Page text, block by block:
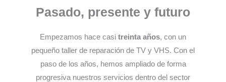
Pasado, presente y futuro
Empezamos hace casi treinta años, con un
pequeño taller de reparación de TV y VHS. Con el
paso de los años, hemos ampliado de forma
progresiva nuestros servicios dentro del sector